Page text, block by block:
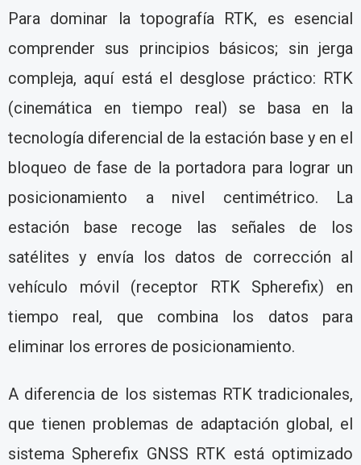
Para dominar la topografía RTK, es esencial
comprender sus principios básicos; sin jerga
compleja, aquí está el desglose práctico: RTK
(cinemática en tiempo real) se basa en la
tecnología diferencial de la estación base y en el
bloqueo de fase de la portadora para lograr un
posicionamiento a nivel centimétrico. La
estación base recoge las señales de los
satélites y envía los datos de corrección al
vehículo móvil (receptor RTK Spherefix) en
tiempo real, que combina los datos para
eliminar los errores de posicionamiento.
A diferencia de los sistemas RTK tradicionales,
que tienen problemas de adaptación global, el
sistema Spherefix GNSS RTK está optimizado